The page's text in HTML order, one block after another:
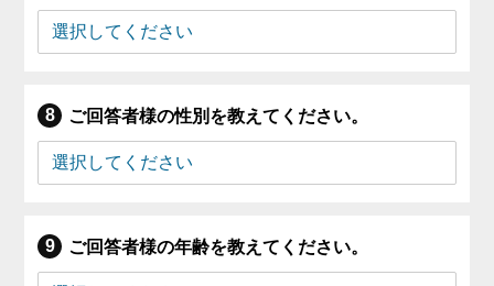
ご回答者様の性別を教えてください。
ご回答者様の年齢を教えてください。